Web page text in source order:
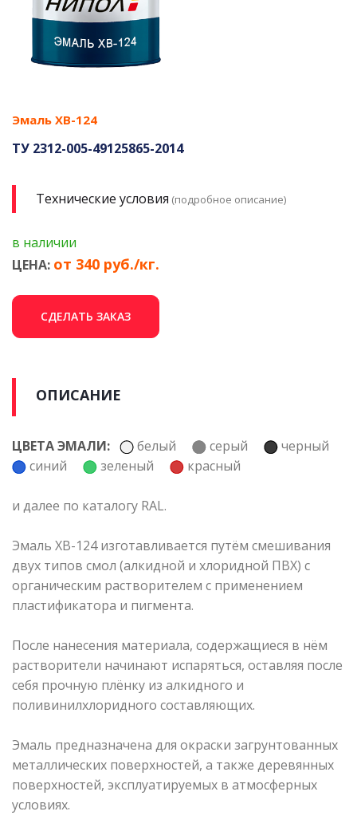
Эмаль ХВ-124
ТУ 2312-005-49125865-2014
Технические условия (подробное описание)
в наличии
ЦЕНА: от 340 руб./кг.
СДЕЛАТЬ ЗАКАЗ
ОПИСАНИЕ
ЦВЕТА ЭМАЛИ: белый серый
черный
синий
зеленый красный
и далее по каталогу RAL.
Эмаль ХВ-124 изготавливается путём смешивания
двух типов смол (алкидной и хлоридной ПВХ) с
органическим растворителем с применением
пластификатора и пигмента.
После нанесения материала, содержащиеся в нём
растворители начинают испаряться, оставляя после
себя прочную плёнку из алкидного и
поливинилхлоридного составляющих.
Эмаль предназначена для окраски загрунтованных
металлических поверхностей, а также деревянных
поверхностей, эксплуатируемых в атмосферных
условиях.